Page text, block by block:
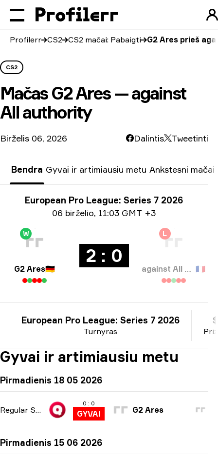
Profilerr CS2 CS2 mačai: Pabaigti G2 Ares prieš
CS2
Mačas G2 Ares — against
All authority
Birželis 06, 2026 Dalintis Tweetinti
Bendra Gyvai ir artimiausiu metu Ankstesni mačai
Turnyro informacija
European Pro League: Series 7 2026
Informacija apie datą
06 birželio, 11:03 GMT +3
W
G2 Ares🇩🇪
2 : 0
L
against All authority 🇫🇷
Turnyras
European Pro League: Series 7 2026
Gyvai ir artimiausiu metu
Pirmadienis 18 05 2026
Regular Season
0 : 0
GYVAI G2 Ares
Pirmadienis 15 06 2026